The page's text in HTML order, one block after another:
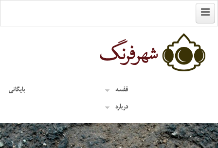
قفسه
بایگانی
درباره